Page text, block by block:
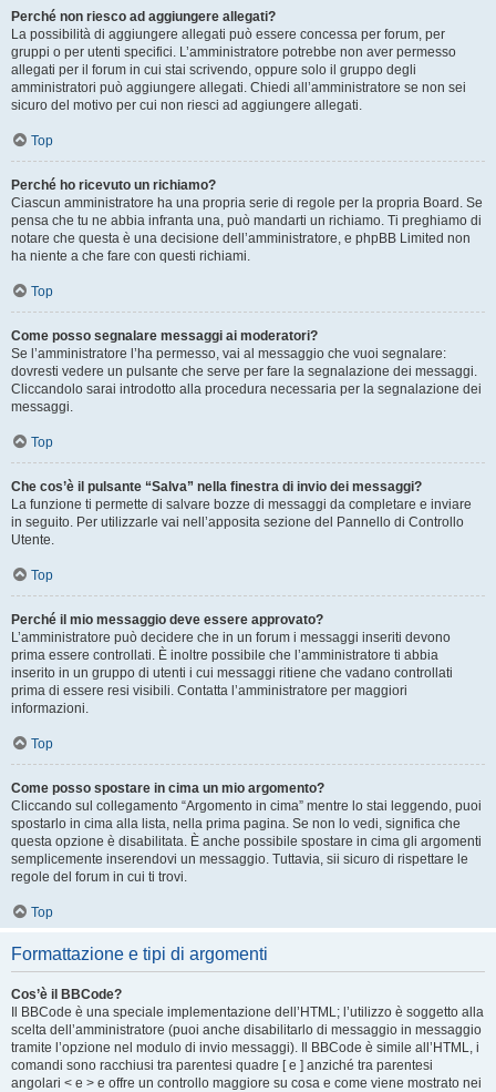
Perché non riesco ad aggiungere allegati?
La possibilità di aggiungere allegati può essere concessa per forum, per
gruppi o per utenti specifici. L’amministratore potrebbe non aver permesso
allegati per il forum in cui stai scrivendo, oppure solo il gruppo degli
amministratori può aggiungere allegati. Chiedi all’amministratore se non sei
sicuro del motivo per cui non riesci ad aggiungere allegati.
Top
Perché ho ricevuto un richiamo?
Ciascun amministratore ha una propria serie di regole per la propria Board. Se
pensa che tu ne abbia infranta una, può mandarti un richiamo. Ti preghiamo di
notare che questa è una decisione dell’amministratore, e phpBB Limited non
ha niente a che fare con questi richiami.
Top
Come posso segnalare messaggi ai moderatori?
Se l’amministratore l’ha permesso, vai al messaggio che vuoi segnalare:
dovresti vedere un pulsante che serve per fare la segnalazione dei messaggi.
Cliccandolo sarai introdotto alla procedura necessaria per la segnalazione dei
messaggi.
Top
Che cos’è il pulsante “Salva” nella finestra di invio dei messaggi?
La funzione ti permette di salvare bozze di messaggi da completare e inviare
in seguito. Per utilizzarle vai nell’apposita sezione del Pannello di Controllo
Utente.
Top
Perché il mio messaggio deve essere approvato?
L’amministratore può decidere che in un forum i messaggi inseriti devono
prima essere controllati. È inoltre possibile che l’amministratore ti abbia
inserito in un gruppo di utenti i cui messaggi ritiene che vadano controllati
prima di essere resi visibili. Contatta l’amministratore per maggiori
informazioni.
Top
Come posso spostare in cima un mio argomento?
Cliccando sul collegamento “Argomento in cima” mentre lo stai leggendo, puoi
spostarlo in cima alla lista, nella prima pagina. Se non lo vedi, significa che
questa opzione è disabilitata. È anche possibile spostare in cima gli argomenti
semplicemente inserendovi un messaggio. Tuttavia, sii sicuro di rispettare le
regole del forum in cui ti trovi.
Top
Formattazione e tipi di argomenti
Cos’è il BBCode?
Il BBCode è una speciale implementazione dell’HTML; l’utilizzo è soggetto alla
scelta dell’amministratore (puoi anche disabilitarlo di messaggio in messaggio
tramite l’opzione nel modulo di invio messaggi). Il BBCode è simile all’HTML, i
comandi sono racchiusi tra parentesi quadre [ e ] anziché tra parentesi
angolari < e > e offre un controllo maggiore su cosa e come viene mostrato nei